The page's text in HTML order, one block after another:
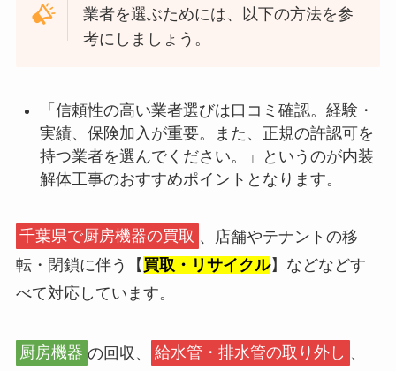
業者を選ぶためには、以下の方法を参
考にしましょう。
「信頼性の高い業者選びは口コミ確認。経験・
実績、保険加入が重要。また、正規の許認可を
持つ業者を選んでください。」というのが内装
解体工事のおすすめポイントとなります。
千葉県で厨房機器の買取 、店舗やテナントの移
転・閉鎖に伴う【 買取・リサイクル】などなどす
べて対応しています。
厨房機器 の回収、 給水管・排水管の取り外し 、